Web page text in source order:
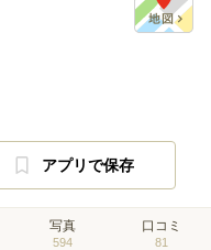
アプリで保存
写真
594
口コミ
81